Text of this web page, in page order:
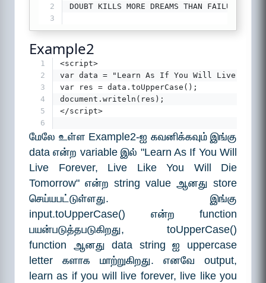
2
DOUBT KILLS MORE DREAMS THAN FAILURE
3
Example2
1
<script>
2
var data = "Learn As If You Will Live
3
var res = data.toUpperCase();
4
document.writeln(res);
5
</script>
6
மேலே உள்ள Example2-ஐ கவனிக்கவும் இங்கு
data என்ற variable இல் "Learn As If You Will
Live Forever, Live Like You Will Die
Tomorrow" என்ற string value ஆனது store
செய்யபட்டுள்ளது. இங்கு
input.toUpperCase() என்ற function
பயன்படுத்தபடுகிறது, toUpperCase()
function ஆனது data string ஐ uppercase
letter களாக மாற்றுகிறது. எனவே output,
learn as if you will live forever, live like you